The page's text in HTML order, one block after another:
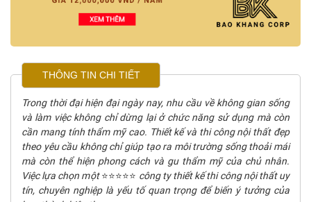
THÔNG TIN CHI TIẾT
Trong thời đại hiện đại ngày nay, nhu cầu về không gian sống
và làm việc không chỉ dừng lại ở chức năng sử dụng mà còn
cần mang tính thẩm mỹ cao. Thiết kế và thi công nội thất đẹp
theo yêu cầu không chỉ giúp tạo ra môi trường sống thoải mái
mà còn thể hiện phong cách và gu thẩm mỹ của chủ nhân.
Việc lựa chọn một⭐⭐⭐⭐⭐ công ty thiết kế thi công nội thất uy
tín, chuyên nghiệp là yếu tố quan trọng để biến ý tưởng của